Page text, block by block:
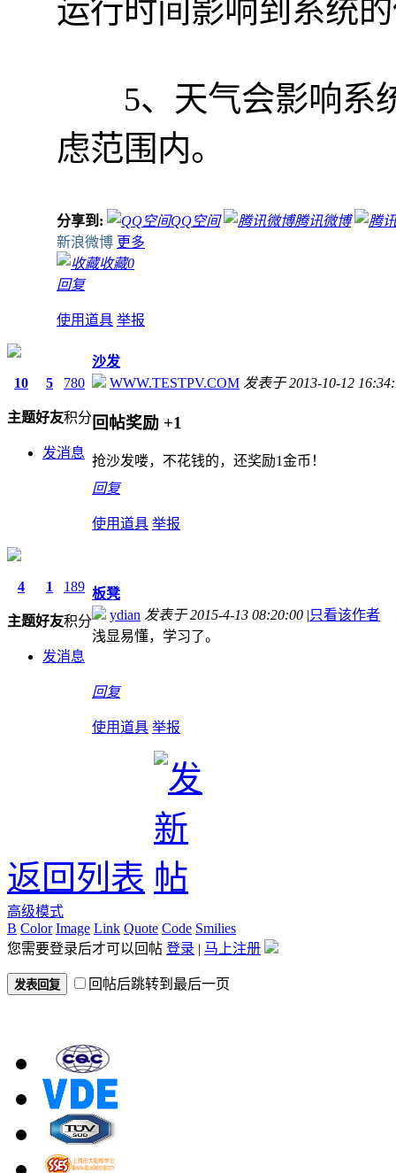
运行时间影响到系统
5、天气会影响系统
虑范围内。
分享到: QQ空间
腾讯微博
新浪微博 更多
收藏0
回复
使用道具 举报
10
主题
5
好友
780
积分
发消息
沙发
WWW.TESTPV.COM 发表于 2013-10-12
回帖奖励 +1
抢沙发喽，不花钱的，还奖励1金币！
回复
使用道具 举报
4
主题
1
好友
189
积分
发消息
板凳
ydian 发表于 2015-4-13 08:20:00 |只看该作者
浅显易懂，学习了。
回复
使用道具 举报
返回列表
高级模式
B Color Image Link Quote Code Smilies
您需要登录后才可以回帖 登录 | 马上注册
发表回复 回帖后跳转到最后一页